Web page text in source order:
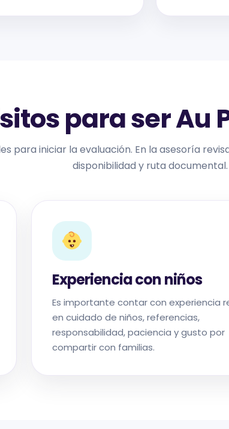
para ser Au
para iniciar la evaluación. En la asesoría
disponibilidad y ruta documental.
Experiencia con niños
Es importante contar con experiencia
en cuidado de niños, referencias,
responsabilidad, paciencia y gusto por
compartir con familias.